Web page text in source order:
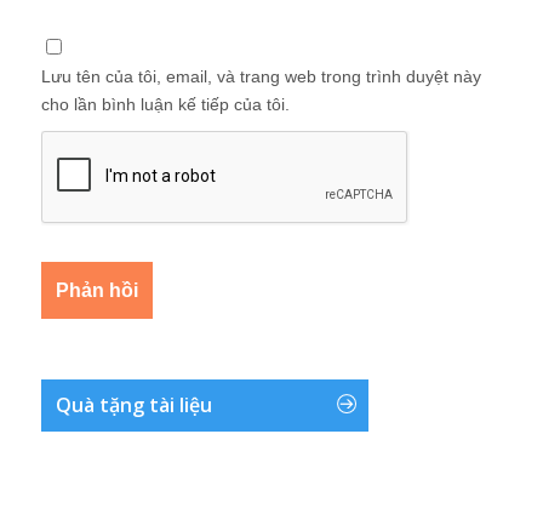
Lưu tên của tôi, email, và trang web trong trình duyệt này
cho lần bình luận kế tiếp của tôi.
Quà tặng tài liệu